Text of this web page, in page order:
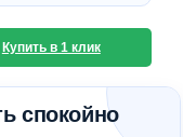
Купить в 1 клик
спокойно